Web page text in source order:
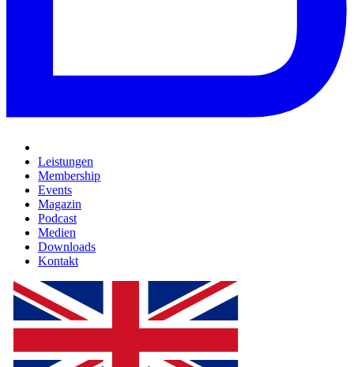
Leistungen
Membership
Events
Magazin
Podcast
Medien
Downloads
Kontakt